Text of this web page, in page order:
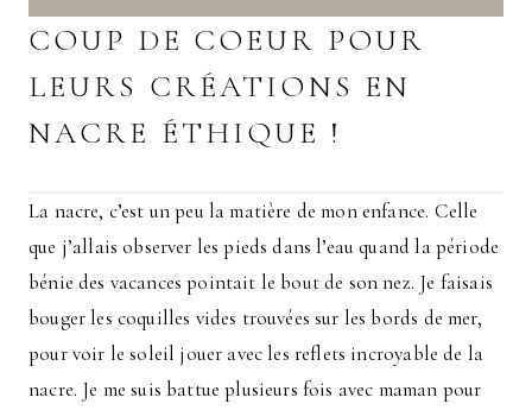
COUP DE COEUR POUR
LEURS CRÉATIONS EN
NACRE ÉTHIQUE !
La nacre, c’est un peu la matière de mon enfance. Celle
que j’allais observer les pieds dans l’eau quand la période
bénie des vacances pointait le bout de son nez. Je faisais
bouger les coquilles vides trouvées sur les bords de mer,
pour voir le soleil jouer avec les reflets incroyable de la
nacre. Je me suis battue plusieurs fois avec maman pour